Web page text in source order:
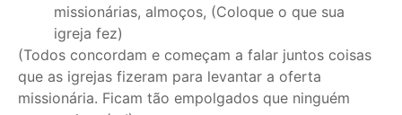
missionárias, almoços, (Coloque o que sua
igreja fez)
(Todos concordam e começam a falar juntos coisas
que as igrejas fizeram para levantar a oferta
missionária. Ficam tão empolgados que ninguém